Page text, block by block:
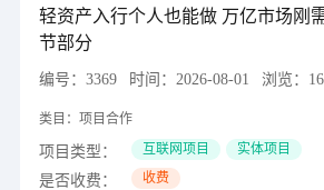
轻资产入行个人也能做 万亿市场刚
节部分
编号： 3369 时间： 2026-08-01 浏览：
类目： 项目合作
项目类型： 互联网项目 实体项目
是否收费： 收费